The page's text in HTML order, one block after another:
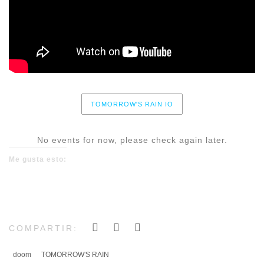
TOMORROW'S RAIN IO
No events for now, please check again later.
Me gusta esto:
COMPARTIR:
doom TOMORROW'S RAIN